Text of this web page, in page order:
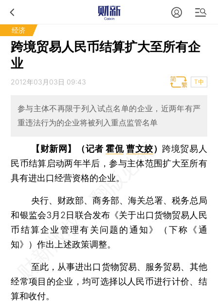
经济
跨境贸易人民币结算扩大至所有企
业
2012年03月03日 09:43 T中
参与主体不再限于列入试点名单的企业，近两年有严
重违法行为的企业将被列入重点监管名单
【财新网】（记者霍侃 曹文姣） 跨境贸易人
民币结算启动两年半后，参与主体范围扩大至所有
具有进出口经营资格的企业。
央行、财政部、商务部、海关总署、税务总局
和银监会3月2日联合发布《关于出口货物贸易人民
币结算企业管理有关问题的通知》（下称《通
知》）作出上述政策调整。
至此，从事进出口货物贸易、服务贸易、其他
经常项目的企业，均可选择以人民币进行计价、结
算和收付。